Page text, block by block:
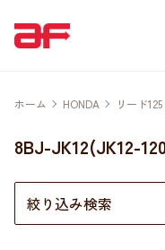
ホーム HONDA リード125
8BJ-JK12(JK12-
絞り込み検索